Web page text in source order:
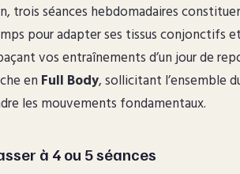
trois séances hebdomadaires
pour adapter ses tissus conjonctifs
vos entraînements d’un jour de
en Full Body, sollicitant l’ensemble
les mouvements fondamentaux.
à 4 ou 5 séances